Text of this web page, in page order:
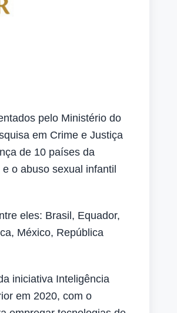
pelo Ministério do
em Crime e Justiça
de 10 países da
o abuso sexual infantil
eles: Brasil, Equador,
México, República
iniciativa Inteligência
em 2020, com o